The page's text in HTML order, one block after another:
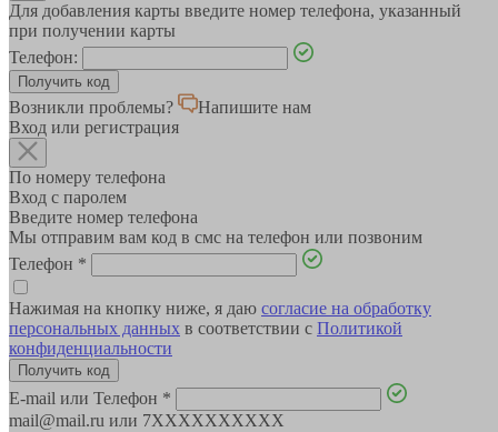
Для добавления карты введите номер телефона, указанный
при получении карты
Телефон:
Возникли проблемы?
Напишите нам
Вход или регистрация
По номеру телефона
Вход с паролем
Введите номер телефона
Мы отправим вам код в смс на телефон или позвоним
Телефон *
Нажимая на кнопку ниже, я даю согласие на обработку
персональных данных в соответствии с Политикой
конфиденциальности
E-mail или Телефон *
mail@mail.ru или 7XXXXXXXXXX